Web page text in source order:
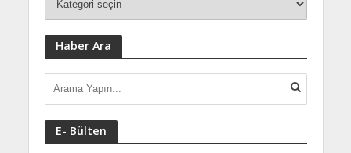
Haber Ara
E- Bülten